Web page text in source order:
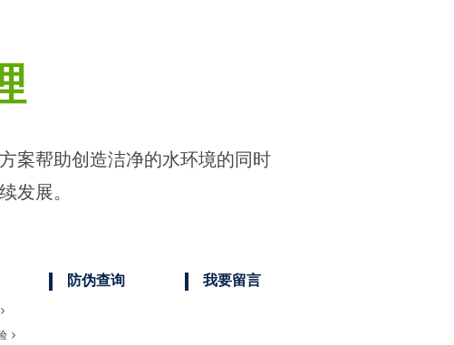
案帮助创造洁净的水环境的同时
发展。
防伪查询 我要留言